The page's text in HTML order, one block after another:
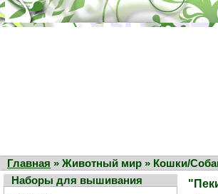
Главная » Животный мир » Кошки/
Наборы для вышивания